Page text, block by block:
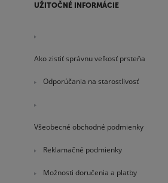
UŽITOČNÉ INFORMÁCIE
Ako zistiť správnu veľkosť prsteňa
Odporúčania na starostlivosť
Všeobecné obchodné podmienky
Reklamačné podmienky
Možnosti doručenia a platby